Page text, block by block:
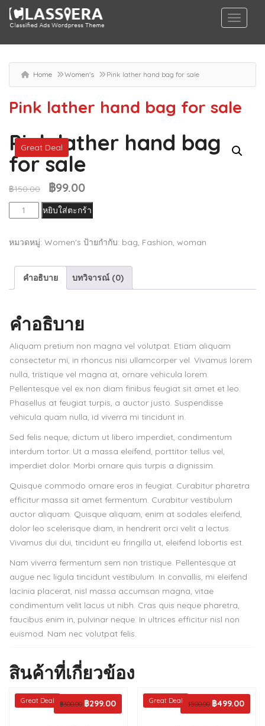
Home Women's Pink lather hand bag for sale
Pink lather hand bag for sale
Great Deal
Pink lather hand bag
for sale
฿150.00
Original
price
was:
฿99.00Current
price
is:
จำนวน
bag
หยิบใส่ตะกร้า
หมวดหมู่: Women's ป้ายกำกับ: bag, Fashion, woman
คำอธิบาย บทวิจารณ์ (0)
คำอธิบาย
Aliquam pretium non magna vel volutpat. Etiam aliquam
consectetur mi, in rhoncus nisi ullamcorper vel. Vivamus lorem
nulla, tristique vel magna at, ornare vehicula lorem.
Pellentesque vel ex non diam finibus feugiat sit amet et leo.
Phasellus at feugiat turpis, a auctor justo. Suspendisse
vehicula quam nulla, id viverra mi tincidunt in.
Sed felis neque, dictum ut libero imperdiet, condimentum
interdum tortor. Ut a massa eleifend, porttitor tellus vel,
imperdiet dolor. Morbi ornare quis turpis a dignissim.
Quisque commodo ornare eros in feugiat. Curabitur pharetra
efficitur massa sit amet fermentum. Curabitur vestibulum
auctor aliquam. Quisque aliquam, enim at sodales eleifend,
dolor leo scelerisque diam, in hendrerit orci velit a lectus.
Vivamus dui dui, tincidunt eu fringilla ut, eleifend lobortis est.
Nam viverra fermentum sem non tristique. Pellentesque at
augue nec ligula tincidunt vestibulum. In convallis, mi eleifend
lacinia placerat, nisl massa accumsan magna, vitae
condimentum velit lacus ut nibh. Cras quis neque pharetra,
faucibus enim in, pulvinar neque. In ultrices efficitur nisl non
euismod. Nam nec volutpat felis.
สินค้าที่เกี่ยวข้อง
Great Deal ฿300.00 Original
฿299.00Current
Great Deal ฿500.00 Original
฿499.00